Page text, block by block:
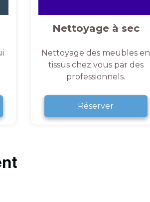
Nettoyage à sec
Nettoyage des meubles en
tissus chez vous par des
professionnels.
Réserver